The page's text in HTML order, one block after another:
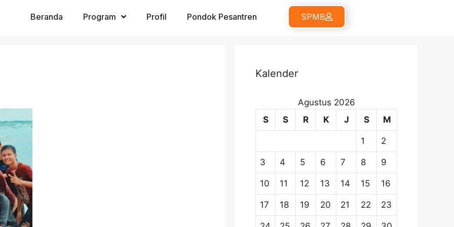
Beranda Program Profil Pondok Pesantren SPMB
Kalender
Agustus 2026
S
S R K J S M
1 2
3 4 5 6 7 8 9
10 11 12 13 14 15 16
17 18 19 20 21 22 23